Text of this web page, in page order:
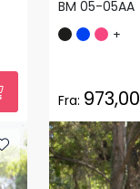
BM 05-05AA
+
Fra: 973,00